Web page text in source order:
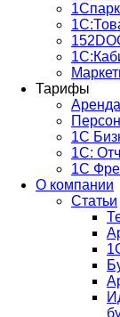
Тарифы
1С
1С:
1C
О компании
Статьи